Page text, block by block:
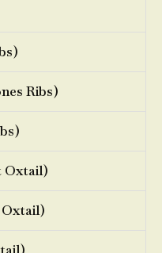
Ribs)
Oxtail)